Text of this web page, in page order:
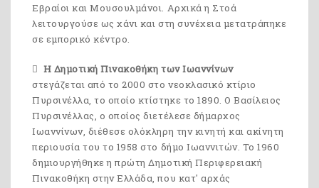
Εβραίοι και Μουσουλμάνοι. Αρχικά η Στοά
λειτουργούσε ως χάνι και στη συνέχεια μετατράπηκε
σε εμπορικό κέντρο.
Η Δημοτική Πινακοθήκη των Ιωαννίνων
στεγάζεται από το 2000 στο νεοκλασικό κτίριο
Πυρσινέλλα, το οποίο κτίστηκε το 1890. Ο Βασίλειος
Πυρσινέλλας, ο οποίος διετέλεσε δήμαρχος
Ιωαννίνων, διέθεσε ολόκληρη την κινητή και ακίνητη
περιουσία του το 1958 στο δήμο Ιωαννιτών. Το 1960
δημιουργήθηκε η πρώτη Δημοτική Περιφερειακή
Πινακοθήκη στην Ελλάδα, που κατ' αρχάς